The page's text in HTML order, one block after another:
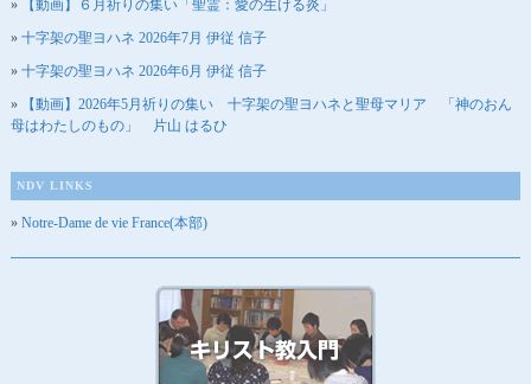
【動画】６月祈りの集い「聖霊：愛の生ける炎」
十字架の聖ヨハネ 2026年7月 伊従 信子
十字架の聖ヨハネ 2026年6月 伊従 信子
【動画】2026年5月祈りの集い 十字架の聖ヨハネと聖母マリア 「神のおん
母はわたしのもの」 片山 はるひ
NDV LINKS
Notre-Dame de vie France(本部)